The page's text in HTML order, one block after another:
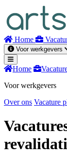
inhoud
Home
Voor werkgevers
Home
Voor werkgevers
Over ons Vacature